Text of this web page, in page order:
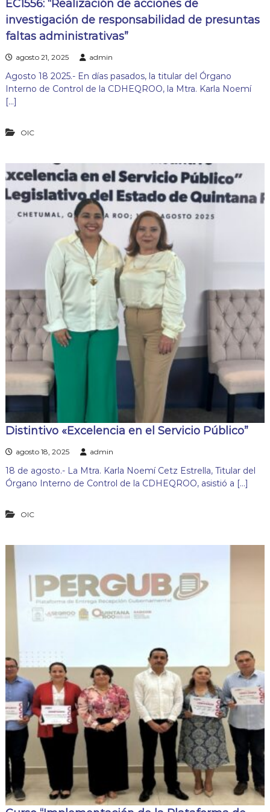
EC1556: “Realización de acciones de
investigación de responsabilidad de presuntas
faltas administrativas”
agosto 21, 2025 admin
Agosto 18 2025.- En días pasados, la titular del Órgano
Interno de Control de la CDHEQROO, la Mtra. Karla Noemí
[…]
OIC
Distintivo «Excelencia en el Servicio Público”
agosto 18, 2025 admin
18 de agosto.- La Mtra. Karla Noemí Cetz Estrella, Titular del
Órgano Interno de Control de la CDHEQROO, asistió a […]
OIC